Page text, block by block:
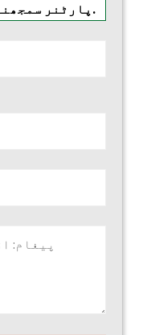
پارٹنر سمجھنے کے لیے آپ کا شکریہ.